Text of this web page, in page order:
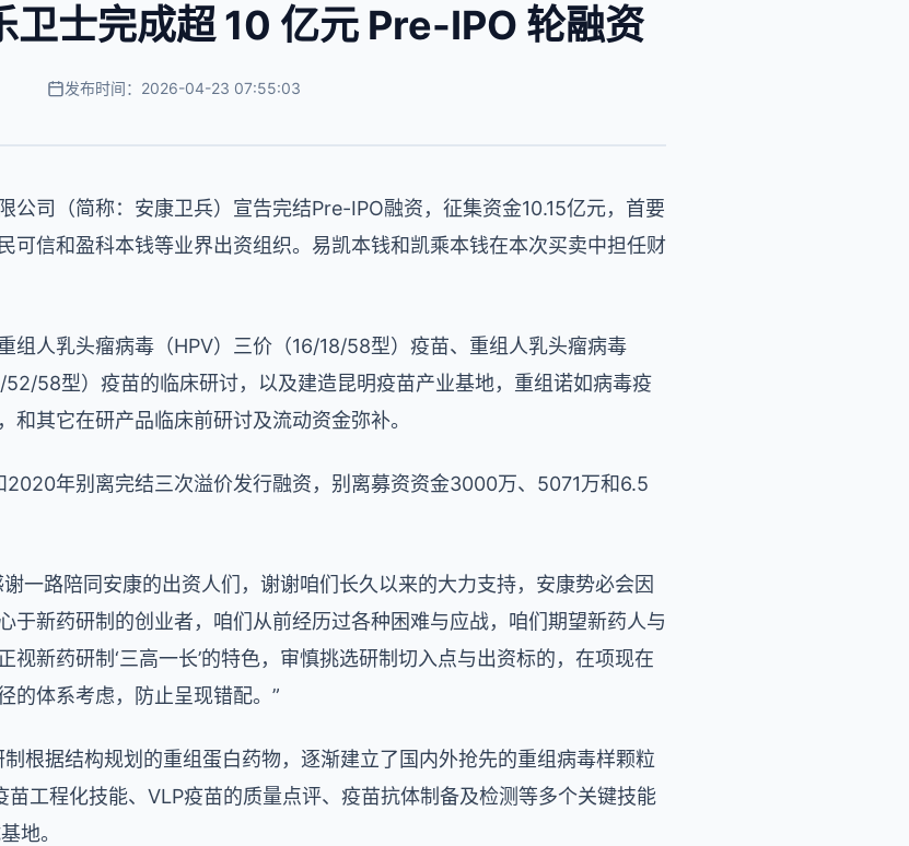
卫士完成超 10 亿元 Pre-IPO 轮融资
发布时间：2026-04-23 07:55:03
公司（简称：安康卫兵）宣告完结Pre-IPO融资，征集资金10.15亿元，首要
可信和盈科本钱等业界出资组织。易凯本钱和凯乘本钱在本次买卖中担任财
组人乳头瘤病毒（HPV）三价（16/18/58型）疫苗、重组人乳头瘤病毒
52/58型）疫苗的临床研讨，以及建造昆明疫苗产业基地，重组诺如病毒疫
其它在研产品临床前研讨及流动资金弥补。
年别离完结三次溢价发行融资，别离募资资金3000万、5071万和6.5
一路陪同安康的出资人们，谢谢咱们长久以来的大力支持，安康势必会因
于新药研制的创业者，咱们从前经历过各种困难与应战，咱们期望新药人与
新药研制‘三高一长’的特色，审慎挑选研制切入点与出资标的，在项现在
的体系考虑，防止呈现错配。”
根据结构规划的重组蛋白药物，逐渐建立了国内外抢先的重组病毒样颗粒
苗工程化技能、VLP疫苗的质量点评、疫苗抗体制备及检测等多个关键技能
地。